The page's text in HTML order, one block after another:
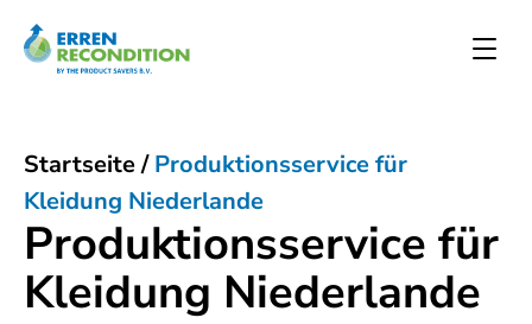
Produktionsservice für
Kleidung Niederlande
Startseite/Produktionsservice für
Kleidung Niederlande